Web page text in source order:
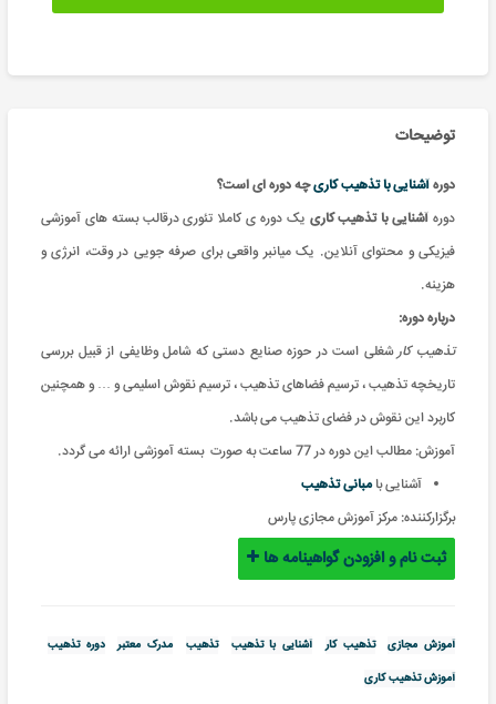
توضیحات
دورهآشنایی با تذهیب کاریچه دوره ای است؟
دورهآشنایی با تذهیب کاری یک دوره ی کاملا تئوری درقالب بسته های آموزشی
فیزیکی و محتوای آنلاین. یک میانبر واقعی برای صرفه جویی در وقت، انرژی و
هزینه.
درباره دوره:
تذهیب کارشغلی است در حوزه صنایع دستی که شامل وظایفی از قبیل بررسی
تاریخچه تذهیب ، ترسیم فضاهای تذهیب ، ترسیم نقوش اسلیمی و … و همچنین
کاربرد این نقوش در فضای تذهیب می باشد.
آموزش: مطالب این دوره در 77 ساعت به صورت بسته آموزشی ارائه می گردد
.
آشنایی بامبانی تذهیب
برگزارکننده: مرکز آموزش مجازی پارس
ثبت نام و افزودن گواهینامه ها
آموزش مجازی تذهیب کار آشنایی با تذهیب تذهیب مدرک معتبر
دوره تذهیب
آموزش تذهیب کاری